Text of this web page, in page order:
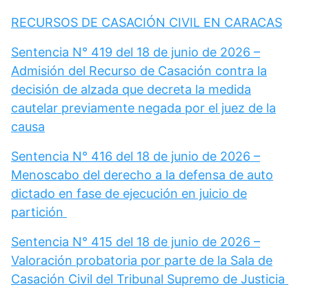
RECURSOS DE CASACIÓN CIVIL EN CARACAS
Sentencia N° 419 del 18 de junio de 2026 –
Admisión del Recurso de Casación contra la
decisión de alzada que decreta la medida
cautelar previamente negada por el juez de la
causa
Sentencia N° 416 del 18 de junio de 2026 –
Menoscabo del derecho a la defensa de auto
dictado en fase de ejecución en juicio de
partición
Sentencia N° 415 del 18 de junio de 2026 –
Valoración probatoria por parte de la Sala de
Casación Civil del Tribunal Supremo de Justicia